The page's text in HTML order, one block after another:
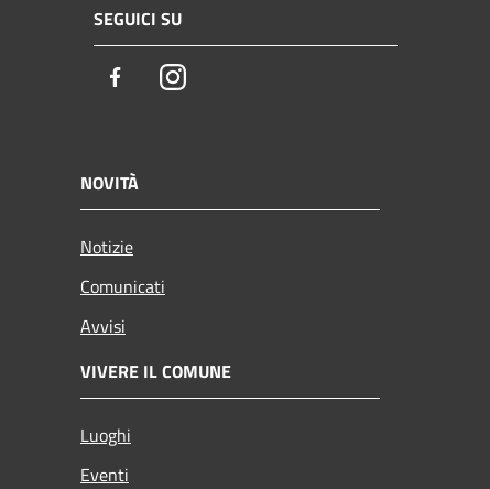
SEGUICI SU
FacebookInstagram
NOVITÀ
Notizie
Comunicati
Avvisi
VIVERE IL COMUNE
Luoghi
Eventi